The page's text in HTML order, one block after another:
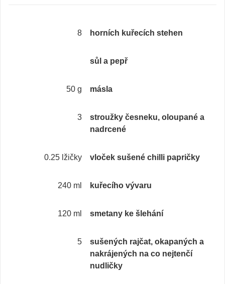
8 horních kuřecích stehen
sůl a pepř
50 g másla
3
stroužky česneku, oloupané a
nadrcené
0.25 lžičky vloček sušené chilli papričky
240 ml kuřecího vývaru
120 ml smetany ke šlehání
5
sušených rajčat, okapaných a
nakrájených na co nejtenčí
nudličky